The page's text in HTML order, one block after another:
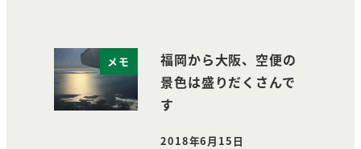
メモ
福岡から大阪、空便の
景色は盛りだくさんで
す
2018年6月15日